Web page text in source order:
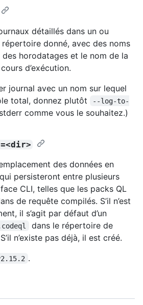
détaillés dans un ou
donné, avec des noms
horodatages et le nom de la
d’exécution.
journal avec un nom sur lequel
total, donnez plutôt
--log-to-
comme vous le souhaitez.)
des données en
persisteront entre plusieurs
CLI, telles que les packs QL
de requête compilés. S’il n’est
il s’agit par défaut d’un
dans le répertoire de
n’existe pas déjà, il est créé.
.